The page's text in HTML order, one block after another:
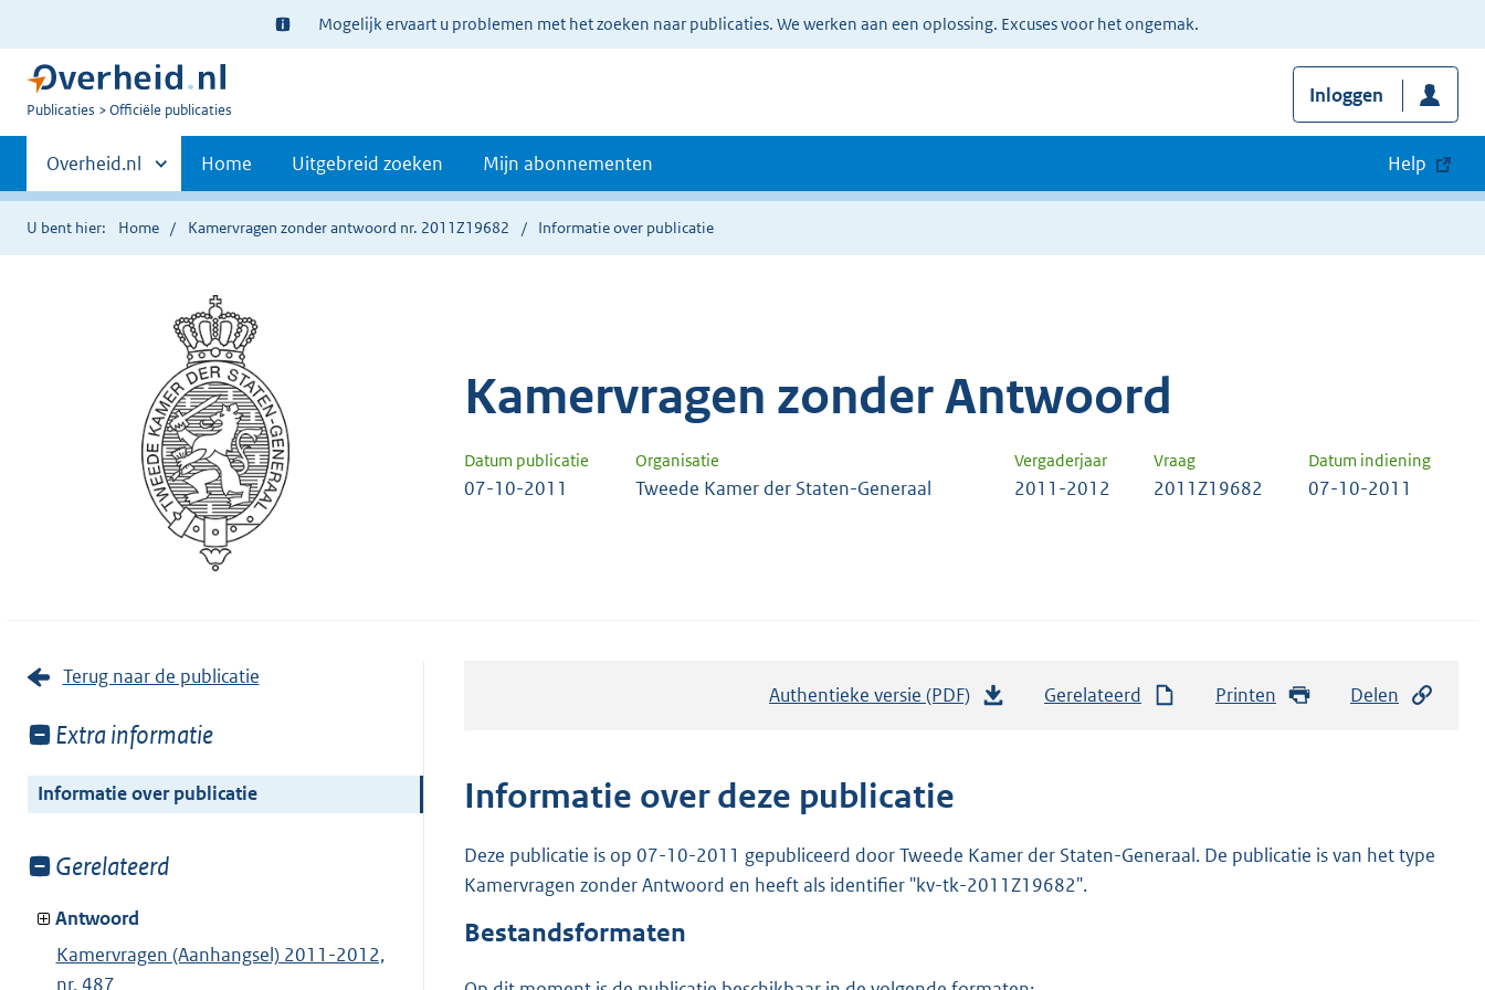
Ter
informatie:
Mogelijk ervaart u problemen met het zoeken naar publicaties. We werken aan een oplossing. Excuses voor het ongemak.
U
Publicaties Officiële publicaties
Inloggen
Primaire
navigatie
Andere
sites
binnen
Overheid.nl Home Uitgebreid zoeken Mijn abonnementen Help
U bent hier: Home Kamervragen zonder antwoord nr. 2011Z19682 Informatie over publicatie
Kamervragen zonder Antwoord
Datum publicatie Organisatie Vergaderjaar Vraag Datum indiening
07-10-2011 Tweede Kamer der Staten-Generaal 2011-2012 2011Z19682 07-10-2011
Terug naar de publicatie
Toon
van:
Extra informatie
Informatie over publicatie
Toon
van:
Gerelateerd
Antwoord
Kamervragen (Aanhangsel) 2011-2012,
nr. 487
Authentieke versie (PDF)
n
d
Gerelateerd Printen Delen
Informatie over deze publicatie
Deze publicatie is op 07-10-2011 gepubliceerd door Tweede Kamer der Staten-Generaal. De publicatie is van het type
Kamervragen zonder Antwoord en heeft als identifier "kv-tk-2011Z19682".
Bestandsformaten